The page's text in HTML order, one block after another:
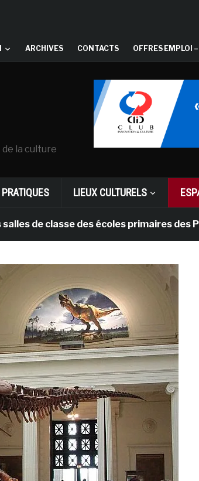
ARCHIVES CONTACTS OFFRES EMPLOI
la culture
PRATIQUES LIEUX CULTURELS
classe des écoles primaires des Pays-bas